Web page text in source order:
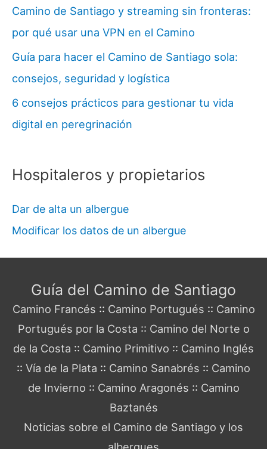
Camino de Santiago y streaming sin fronteras:
por qué usar una VPN en el Camino
Guía para hacer el Camino de Santiago sola:
consejos, seguridad y logística
6 consejos prácticos para gestionar tu vida
digital en peregrinación
Hospitaleros y propietarios
Dar de alta un albergue
Modificar los datos de un albergue
Guía del Camino de Santiago
Camino Francés :: Camino Portugués :: Camino
Portugués por la Costa :: Camino del Norte o
de la Costa :: Camino Primitivo :: Camino Inglés
:: Vía de la Plata :: Camino Sanabrés :: Camino
de Invierno :: Camino Aragonés :: Camino
Baztanés
Noticias sobre el Camino de Santiago y los